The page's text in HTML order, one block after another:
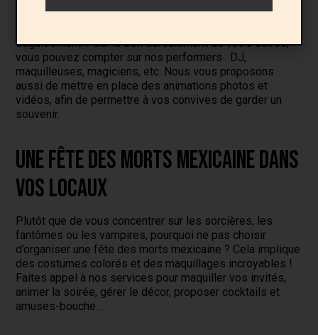
une soirée mémorable. Vous pouvez combiner ce bal
déguisement. Pour le bon déroulement de votre soirée,
vous pouvez compter sur nos performers : DJ,
maquilleuses, magiciens, etc. Nous vous proposons
aussi de mettre en place des animations photos et
vidéos, afin de permettre à vos convives de garder un
souvenir.
Une fête des morts mexicaine dans
vos locaux
Plutôt que de vous concentrer sur les sorcières, les
fantômes ou les vampires, pourquoi ne pas choisir
d’organiser une fête des morts mexicaine ? Cela implique
des costumes colorés et des maquillages incroyables !
Faites appel à nos services pour maquiller vos invités,
animer la soirée, gérer le décor, proposer cocktails et
amuses-bouche…